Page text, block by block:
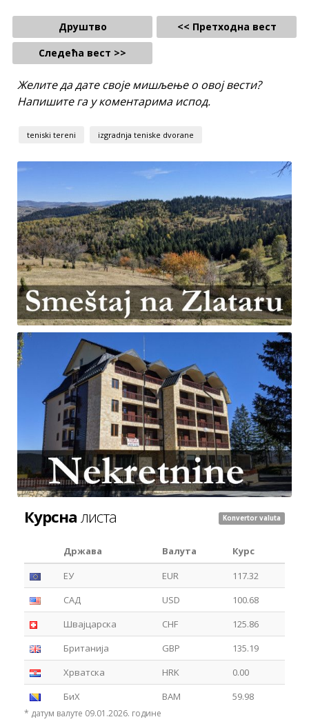
Друштво
<< Претходна вест
Следећа вест >>
Желите да дате своје мишљење о овој вести?
Напишите га у коментарима испод.
teniski tereni izgradnja teniske dvorane
Курсна листа Konvertor valuta
Држава Валута
Курс
ЕУ
EUR
117.32
САД
USD
100.68
Швајцарска
CHF
125.86
Британија
GBP
135.19
Хрватска
HRK
0.00
БиХ
BAM 59.98
* датум валуте 09.01.2026. године